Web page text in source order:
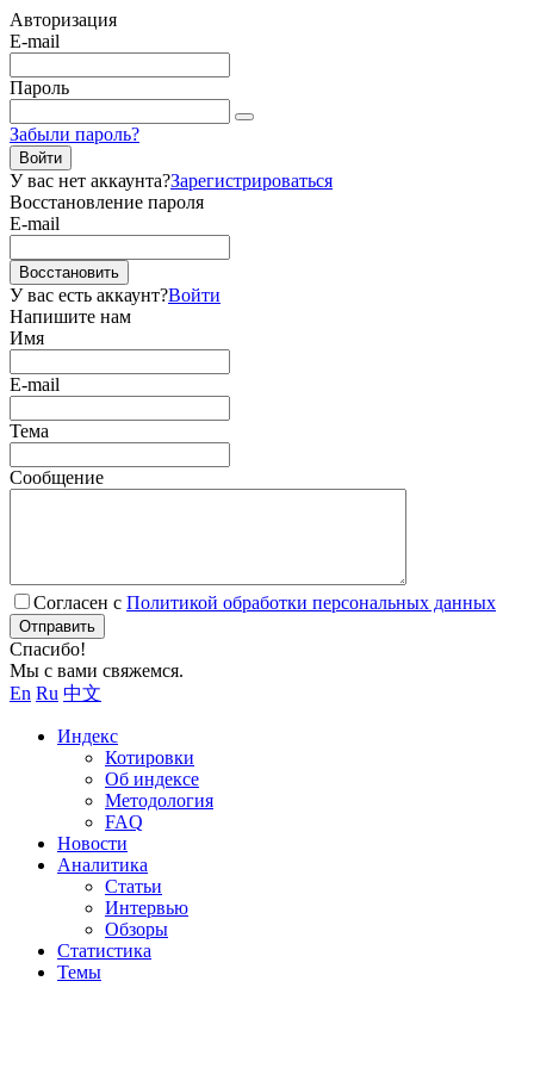
Авторизация
E-mail
Пароль
Забыли пароль?
Войти
У вас нет аккаунта?Зарегистрироваться
Восстановление пароля
E-mail
Восстановить
У вас есть аккаунт?Войти
Напишите нам
Имя
E-mail
Тема
Сообщение
Согласен с Политикой обработки персональных данных
Отправить
Спасибо!
Мы с вами свяжемся.
En Ru 中文
Индекс
Котировки
Об индексе
Методология
FAQ
Новости
Аналитика
Статьи
Интервью
Обзоры
Статистика
Темы